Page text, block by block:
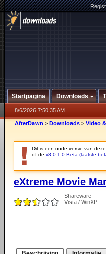
Startpagina Downloads
8/6/2026 7:50:35 AM
AfterDawn > Downloads > Video
Dit is een oude versie van
of de v8.0.1.0 Beta (laatste
eXtreme Movie
Shareware
Vista / WinXP